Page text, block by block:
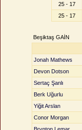
25 - 17
25 - 17
Beşiktaş GAİN
Jonah Mathews
Devon Dotson
Sertaç Şanlı
Berk Uğurlu
Yiğit Arslan
Conor Morgan